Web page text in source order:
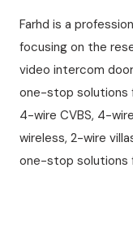
Farhd is a
focusing on the
video intercom
one-stop solutions
4-wire CVBS, 4-wire
wireless, 2-wire
one-stop solutions